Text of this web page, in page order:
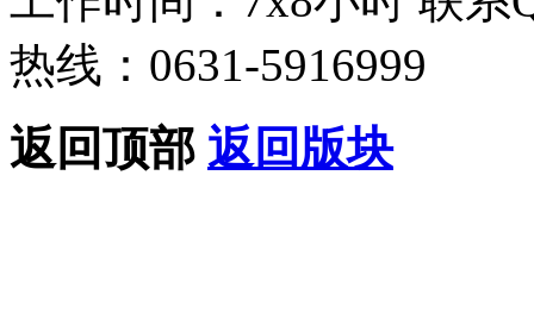
热线：0631-5916999
返回顶部 返回版块